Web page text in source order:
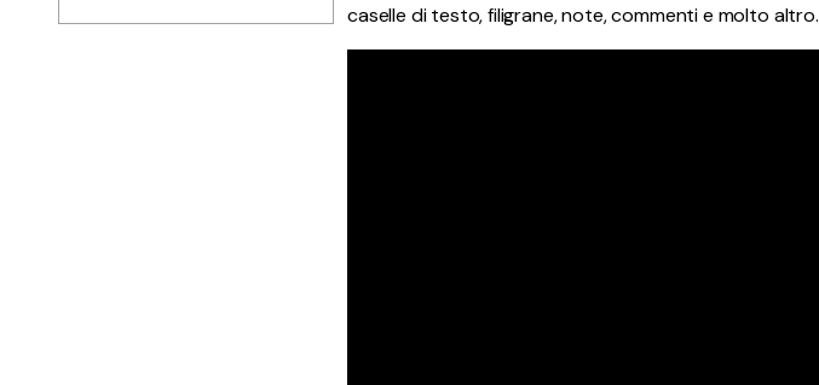
caselle di testo, filigrane, note, commenti e molto altro.